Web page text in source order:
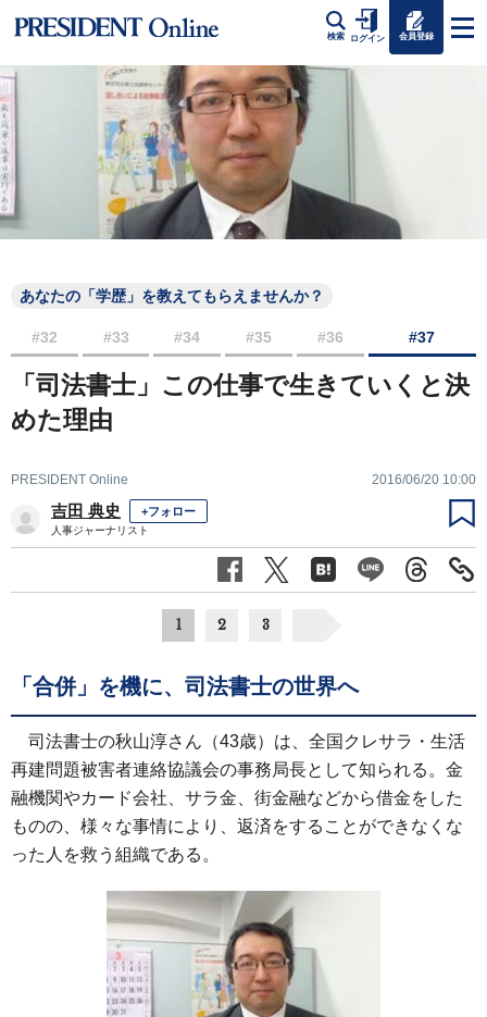
検索 ログイン 会員登録
あなたの「学歴」を教えてもらえませんか？
#32 #33 #34 #35 #36 #37
「司法書士」この仕事で生きていくと決
めた理由
PRESIDENT Online 2016/06/20 10:00
吉田 典史 +フォロー
人事ジャーナリスト
1 2 3
「合併」を機に、司法書士の世界へ
司法書士の秋山淳さん（43歳）は、全国クレサラ・生活
再建問題被害者連絡協議会の事務局長として知られる。金
融機関やカード会社、サラ金、街金融などから借金をした
ものの、様々な事情により、返済をすることができなくな
った人を救う組織である。